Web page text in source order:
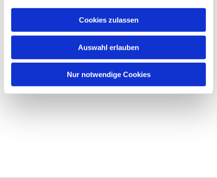
Cookies zulassen
Auswahl erlauben
Nur notwendige Cookies